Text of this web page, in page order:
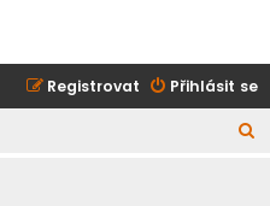
Přihlásit se
Registrovat